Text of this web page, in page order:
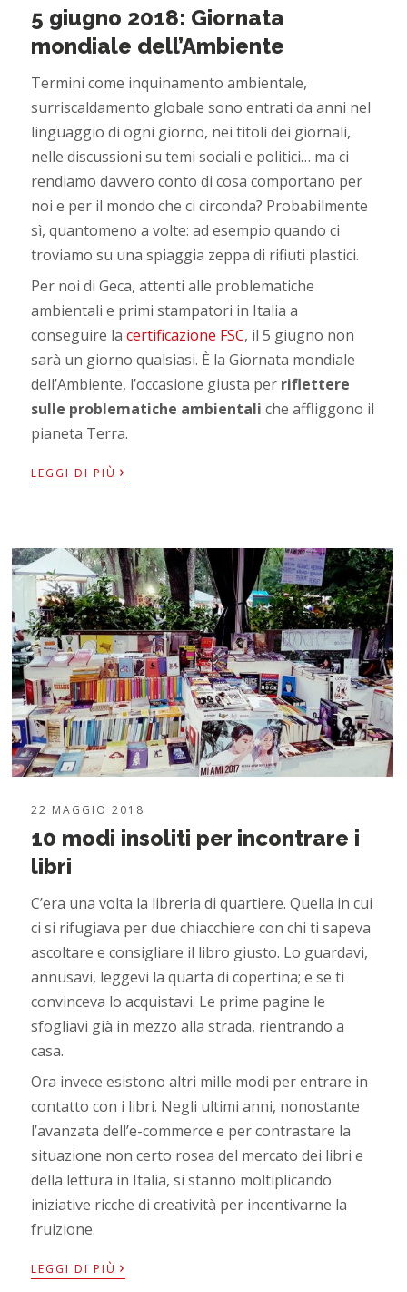
5 giugno 2018: Giornata
mondiale dell’Ambiente
Termini come inquinamento ambientale,
surriscaldamento globale sono entrati da anni nel
linguaggio di ogni giorno, nei titoli dei giornali,
nelle discussioni su temi sociali e politici… ma ci
rendiamo davvero conto di cosa comportano per
noi e per il mondo che ci circonda? Probabilmente
sì, quantomeno a volte: ad esempio quando ci
troviamo su una spiaggia zeppa di rifiuti plastici.
Per noi di Geca, attenti alle problematiche
ambientali e primi stampatori in Italia a
conseguire lacertificazione FSC, il 5 giugno non
sarà un giorno qualsiasi. È la Giornata mondiale
dell’Ambiente, l’occasione giusta per riflettere
sulle problematiche ambientali che affliggono il
pianeta Terra.
LEGGI DI PIÙ ›
22 MAGGIO 2018
10 modi insoliti per incontrare i
libri
C’era una volta la libreria di quartiere. Quella in cui
ci si rifugiava per due chiacchiere con chi ti sapeva
ascoltare e consigliare il libro giusto. Lo guardavi,
annusavi, leggevi la quarta di copertina; e se ti
convinceva lo acquistavi. Le prime pagine le
sfogliavi già in mezzo alla strada, rientrando a
casa.
Ora invece esistono altri mille modi per entrare in
contatto con i libri. Negli ultimi anni, nonostante
l’avanzata dell’e-commerce e per contrastare la
situazione non certo rosea del mercato dei libri e
della lettura in Italia, si stanno moltiplicando
iniziative ricche di creatività per incentivarne la
fruizione.
LEGGI DI PIÙ ›